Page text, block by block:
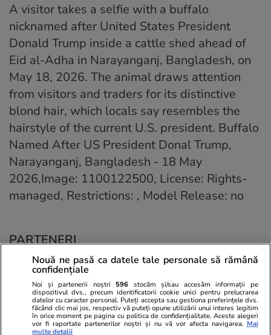
A visitor takes a selfie with a buffalo
nicknamed after United States President
Donald Trump inside a cattle shed ahead of
Eid al-Adha in Narayanganj, Bangladesh, on
May 18, 2026. The animal draws attention
from visitors and traders for its distinctive
blond hair, which locals say resembles the
hairstyle of the current U.S. president. Buffalo
Named After US President Donal Trump,
Narayanganj, Bangladesh - 18 May
2026,Image: 1100122500, License: Rights-
managed, Restrictions: , Model Release: no
PARTENERI
Nouă ne pasă ca datele tale personale să rămână
confidențiale
Noi și partenerii noștri 596 stocăm și/sau accesăm informații pe
dispozitivul dvs., precum identificatorii cookie unici pentru prelucrarea
datelor cu caracter personal. Puteți accepta sau gestiona preferințele dvs.
făcând clic mai jos, respectiv vă puteți opune utilizării unui interes legitim
în orice moment pe pagina cu politica de confidențialitate. Aceste alegeri
vor fi raportate partenerilor noștri și nu vă vor afecta navigarea. Mai
multe detalii